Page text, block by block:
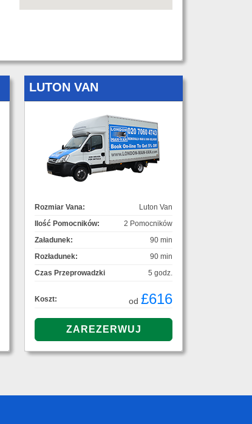
LUTON VAN
Rozmiar Vana:
Luton Van
Ilość Pomocników:
2 Pomocników
Załadunek:
90 min
Rozładunek:
90 min
Czas Przeprowadzki
5 godz.
Koszt: od £616